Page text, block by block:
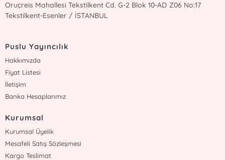
Oruçreis Mahallesi Tekstilkent Cd. G-2 Blok 10-AD Z06 No:17
Tekstilkent-Esenler / İSTANBUL
Puslu Yayıncılık
Hakkımızda
Fiyat Listesi
İletişim
Banka Hesaplarımız
Kurumsal
Kurumsal Üyelik
Mesafeli Satış Sözleşmesi
Kargo Teslimat